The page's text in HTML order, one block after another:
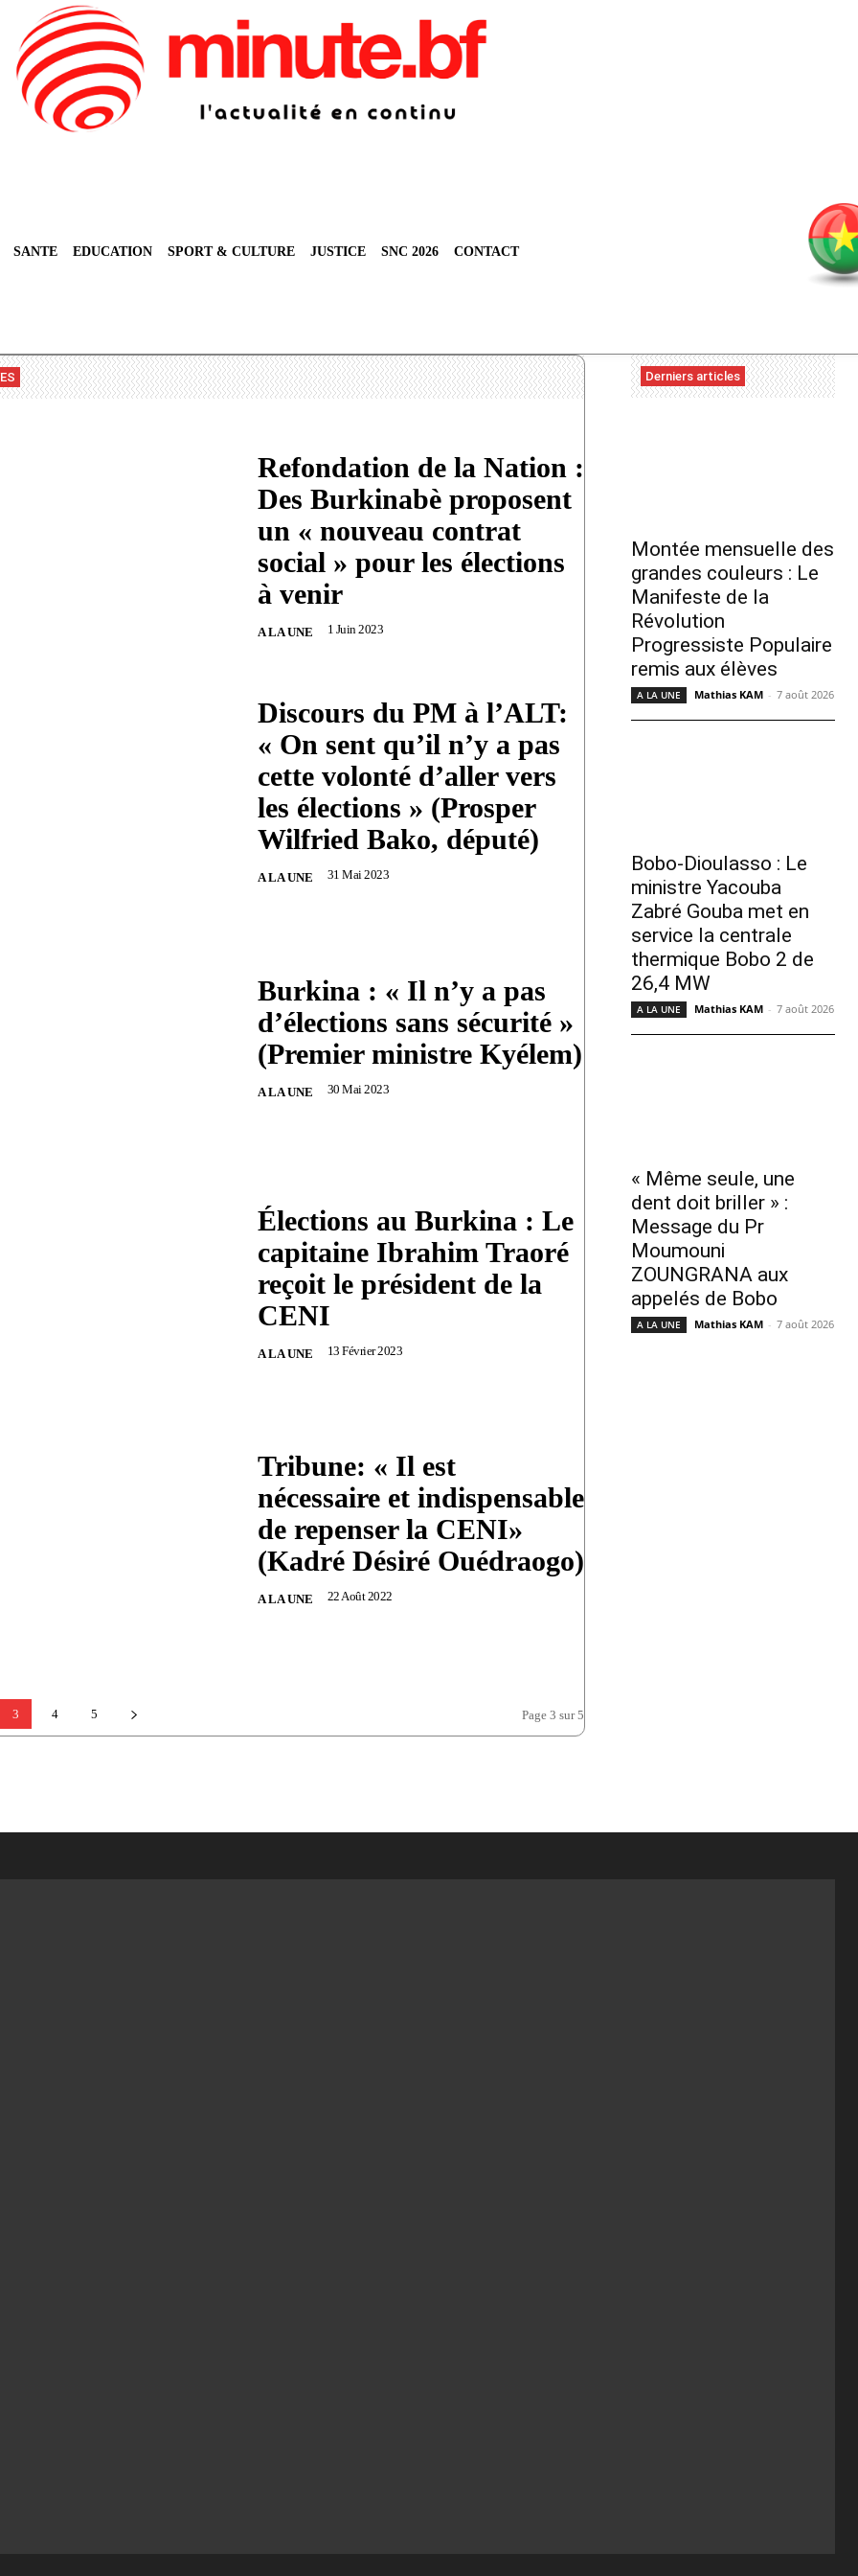
SANTE EDUCATION SPORT & CULTURE JUSTICE SNC 2026 CONTACT
Refondation de la Nation :
Des Burkinabè proposent
un « nouveau contrat
social » pour les élections
à venir
A LA UNE 1 Juin 2023
Discours du PM à l’ALT:
« On sent qu’il n’y a pas
cette volonté d’aller vers
les élections » (Prosper
Wilfried Bako, député)
A LA UNE 31 Mai 2023
Burkina : « Il n’y a pas
d’élections sans sécurité »
(Premier ministre Kyélem)
A LA UNE 30 Mai 2023
Élections au Burkina : Le
capitaine Ibrahim Traoré
reçoit le président de la
CENI
A LA UNE 13 Février 2023
Tribune: « Il est
nécessaire et indispensable
de repenser la CENI»
(Kadré Désiré Ouédraogo)
A LA UNE 22 Août 2022
3 4 5 Page 3 sur 5
Derniers articles
Montée mensuelle des
grandes couleurs : Le
Manifeste de la
Révolution
Progressiste Populaire
remis aux élèves
A LA UNE Mathias KAM - 7 août 2026
Bobo-Dioulasso : Le
ministre Yacouba
Zabré Gouba met en
service la centrale
thermique Bobo 2 de
26,4 MW
A LA UNE Mathias KAM - 7 août 2026
« Même seule, une
dent doit briller » :
Message du Pr
Moumouni
ZOUNGRANA aux
appelés de Bobo
A LA UNE Mathias KAM - 7 août 2026